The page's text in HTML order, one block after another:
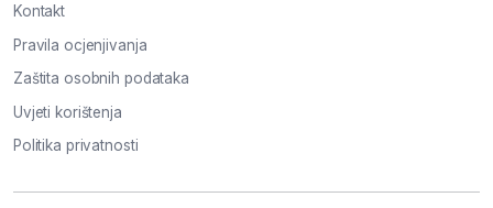
Kontakt
Pravila ocjenjivanja
Zaštita osobnih podataka
Uvjeti korištenja
Politika privatnosti